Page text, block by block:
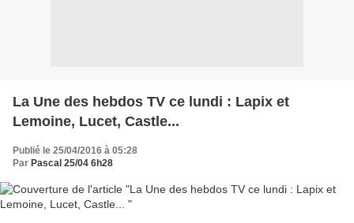
La Une des hebdos TV ce lundi : Lapix et
Lemoine, Lucet, Castle...
Publié le 25/04/2016 à 05:28
Par Pascal 25/04 6h28